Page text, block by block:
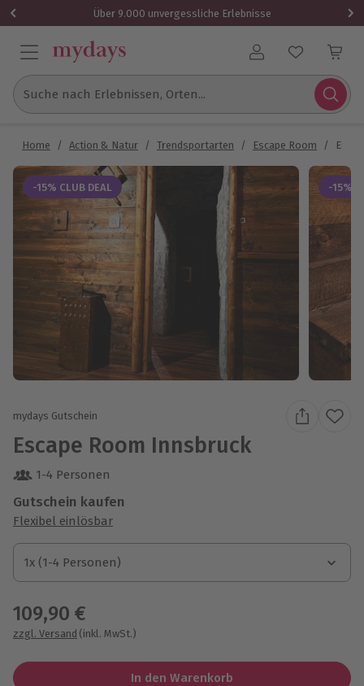
Über 9.000 unvergessliche Erlebnisse
Benutzerkonto
Suche nach Erlebnissen, Orten...
Home / Action & Natur / Trendsportarten / Escape Room /
-15% CLUB DEAL -15%
mydays Gutschein
Escape Room Innsbruck
1-4 Personen
Gutschein kaufen
Flexibel einlösbar
1x (1-4 Personen)
1x (1-4 Personen)
1x (1-4 Personen)
109,90 €
zzgl. Versand (inkl. MwSt.)
In den Warenkorb